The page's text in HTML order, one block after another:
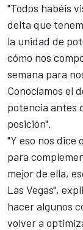
"Todos habéis
delta que
la unidad de
cómo nos
semana para
Conocíamos el
potencia antes
posición".
"Y eso nos dice
para
mejor de ella,
Las Vegas",
hacer algunos
volver a